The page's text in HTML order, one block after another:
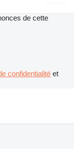
de cette
confidentialité et